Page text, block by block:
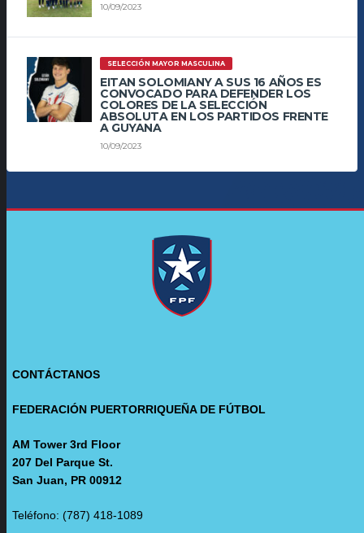
10/09/2023
SELECCIÓN MAYOR MASCULINA
EITAN SOLOMIANY A SUS 16 AÑOS ES
CONVOCADO PARA DEFENDER LOS
COLORES DE LA SELECCIÓN
ABSOLUTA EN LOS PARTIDOS FRENTE
A GUYANA
10/09/2023
CONTÁCTANOS
FEDERACIÓN PUERTORRIQUEÑA DE FÚTBOL
AM Tower 3rd Floor
207 Del Parque St.
San Juan, PR 00912
Teléfono: (787) 418-1089